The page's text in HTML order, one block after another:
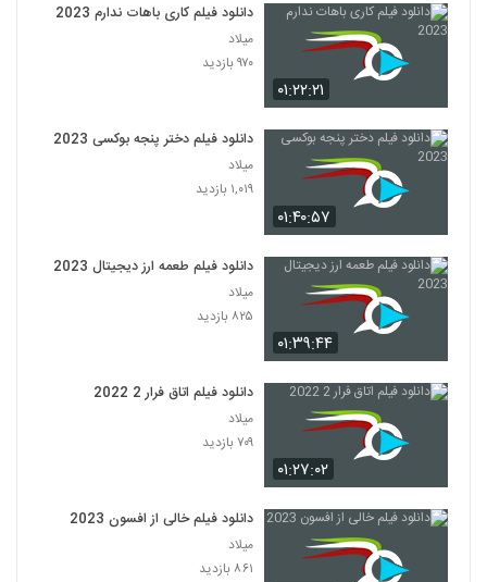
۰۱:۲۲:۲۱
دانلود فیلم کاری باهات ندارم 2023
میلاد
۹۷۰ بازدید
۰۱:۴۰:۵۷
دانلود فیلم دختر پنجه بوکسی 2023
میلاد
۱,۰۱۹ بازدید
۰۱:۳۹:۴۴
دانلود فیلم طعمه ارز دیجیتال 2023
میلاد
۸۲۵ بازدید
۰۱:۲۷:۰۲
دانلود فیلم اتاق فرار 2 2022
میلاد
۷۰۹ بازدید
دانلود فیلم خالی از افسون 2023
میلاد
۸۶۱ بازدید